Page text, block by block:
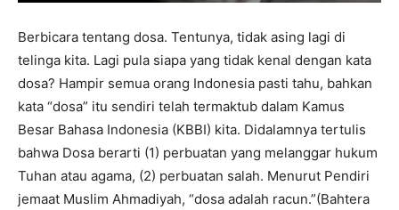
Berbicara tentang dosa. Tentunya, tidak asing lagi di
telinga kita. Lagi pula siapa yang tidak kenal dengan kata
dosa? Hampir semua orang Indonesia pasti tahu, bahkan
kata “dosa” itu sendiri telah termaktub dalam Kamus
Besar Bahasa Indonesia (KBBI) kita. Didalamnya tertulis
bahwa Dosa berarti (1) perbuatan yang melanggar hukum
Tuhan atau agama, (2) perbuatan salah. Menurut Pendiri
jemaat Muslim Ahmadiyah, “dosa adalah racun.”(Bahtera